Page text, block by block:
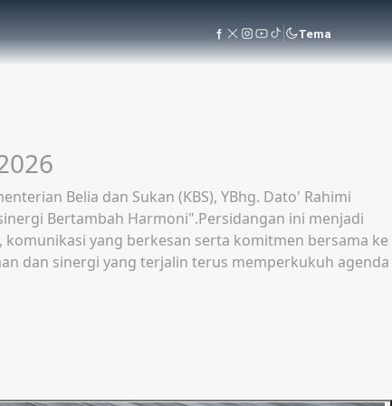
Tema
Pinang
Kementerian Belia dan Sukan (KBS), YBhg. Dato’
fasiliti dan kemudahan yang menyokong
serta meninjau fasiliti yang sedang dinaik taraf
warga Jabatan Belia dan Sukan (JBS) Negeri Pulau
dan maklum balas berkaitan kebajikan
belia yang kondusif bagi melahirkan generasi muda